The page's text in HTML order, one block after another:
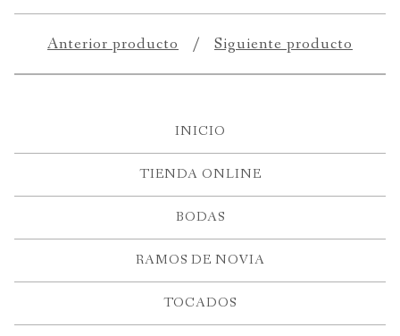
Anterior producto Siguiente producto
INICIO
TIENDA ONLINE
BODAS
RAMOS DE NOVIA
TOCADOS